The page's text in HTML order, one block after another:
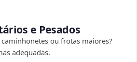
e Pesados
ou frotas maiores?
adequadas.